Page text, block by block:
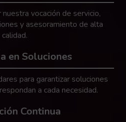
vocación de servicio,
y asesoramiento de alta
calidad.
en Soluciones
para garantizar soluciones
a cada necesidad.
Continua